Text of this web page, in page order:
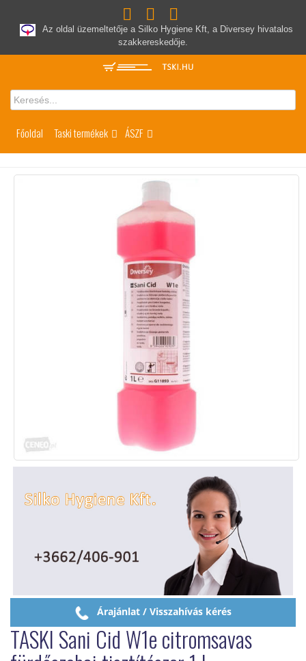
Az oldal üzemeltetője a Silko Hygiene Kft, a Diversey hivatalos
szakkereskedője.
Főoldal Taski termékek ÁSZF
Árajánlat / Visszahívás kérés
TASKI Sani Cid W1e citromsavas